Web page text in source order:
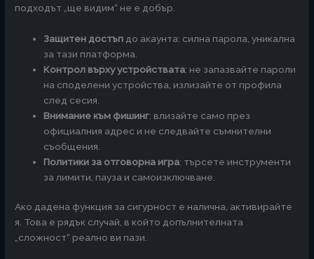
подходът „ще видим“ не е добър.
Защитен достъп до акаунта: силна парола, уникална
за тази платформа.
Контрол върху устройствата: не запазвайте пароли
на споделени устройства, излизайте от профила
след сесия.
Внимание към фишинг: влизайте само през
официалния адрес и не следвайте съмнителни
съобщения.
Политики за отговорна игра: търсете инструменти
за лимити, пауза и самоизключване.
Ако дадена функция за сигурност е налична, активирайте
я. Това е рядък случай, в който допълнителната
„сложност“ реално ви пази.